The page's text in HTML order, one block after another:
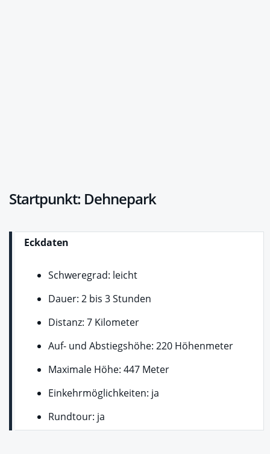
Startpunkt: Dehnepark
Eckdaten
Schweregrad: leicht
Dauer: 2 bis 3 Stunden
Distanz: 7 Kilometer
Auf- und Abstiegshöhe: 220 Höhenmeter
Maximale Höhe: 447 Meter
Einkehrmöglichkeiten: ja
Rundtour: ja